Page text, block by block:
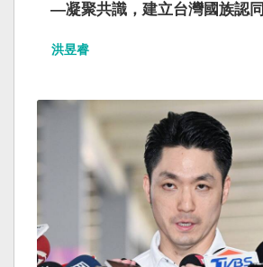
—凝聚共識，建立台灣國族認同
洪昱睿